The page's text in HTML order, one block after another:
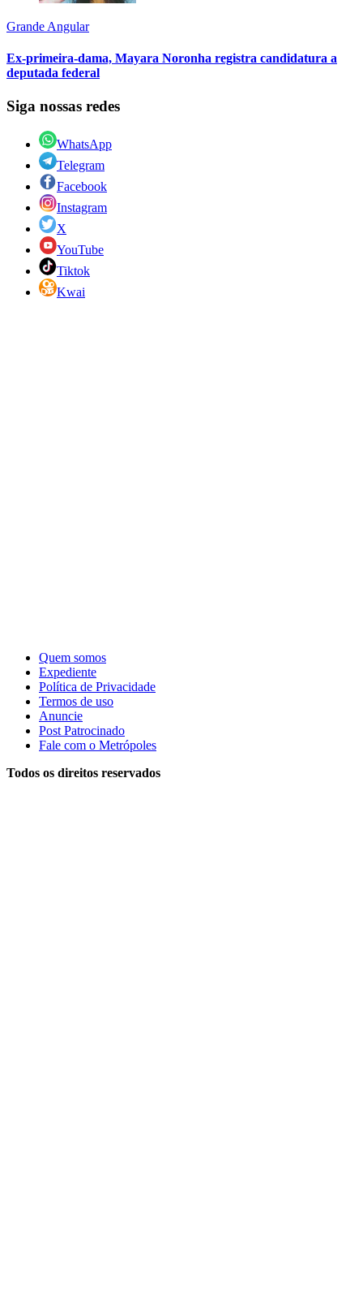
Grande Angular
Ex-primeira-dama, Mayara Noronha registra candidatura a
deputada federal
Siga nossas redes
WhatsApp
Telegram
Facebook
Instagram
X
YouTube
Tiktok
Kwai
Quem somos
Expediente
Política de Privacidade
Termos de uso
Anuncie
Post Patrocinado
Fale com o Metrópoles
Todos os direitos reservados